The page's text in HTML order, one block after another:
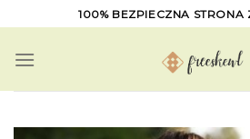
to
content
100% BEZPIECZNA STRONA